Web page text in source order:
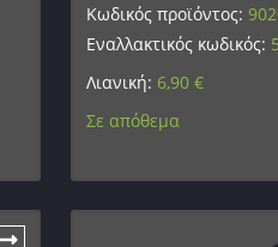
Κωδικός προϊόντος:
Εναλλακτικός κωδικός:
Λιανική: 6,90 €
Σε απόθεμα